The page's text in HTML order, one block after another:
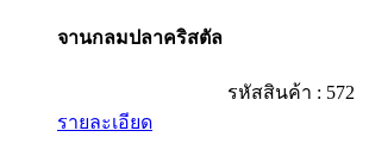
จานกลมปลาคริสตัล
รหัสสินค้า : 572
รายละเอียด